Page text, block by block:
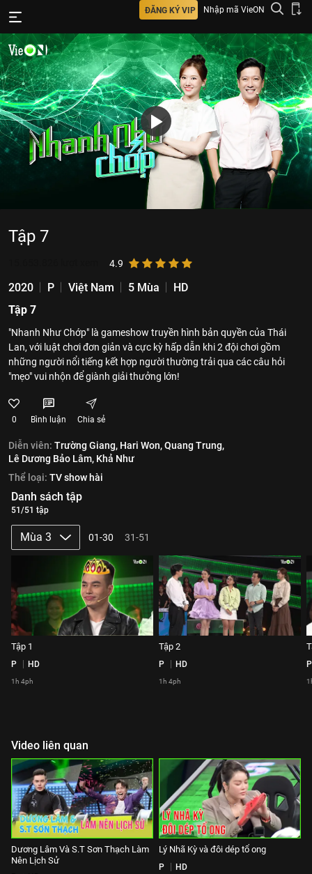
ĐĂNG KÝ VIP Nhập mã VieON
Tập 7
4.9
2020 P Việt Nam 5 Mùa
HD
Tập 7
"Nhanh Như Chớp" là gameshow truyền hình bản quyền của Thái
Lan, với luật chơi đơn giản và cực kỳ hấp dẫn khi 2 đội chơi gồm
những người nổi tiếng kết hợp người thường trải qua các câu hỏi
"mẹo" vui nhộn để giành giải thưởng lớn!
0 Bình luận Chia sẻ
Diễn viên: Trường Giang, Hari Won,Quang Trung,
Lê Dương Bảo Lâm, Khả Như
Thể loại: TV show hài
Danh sách tập
51/51 tập
Mùa 3 01-30 31-51
Tập 1
P HD
1h 4ph
Tập 2
P HD
1h 4ph
P
Video liên quan
Dương Lâm Và S.T Sơn Thạch Làm
Nên Lịch Sử
Lý Nhã Kỳ và đôi dép tổ ong
P HD